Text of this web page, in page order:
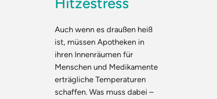
Auch wenn es draußen heiß
ist, müssen Apotheken in
ihren Innenräumen für
Menschen und Medikamente
erträgliche Temperaturen
schaffen. Was muss dabei –